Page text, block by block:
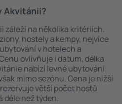
Akvitánii?
záleží na několika kritériích.
hostely a kempy, nejvíce
v hotelech a
ovlivňuje i datum, délka
nabízí levné ubytování
mimo sezónu. Cena je nižší
větší počet hostů
déle než týden.